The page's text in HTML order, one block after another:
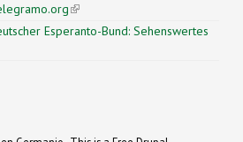
(link is external)
Esperanto-Bund: Sehenswertes